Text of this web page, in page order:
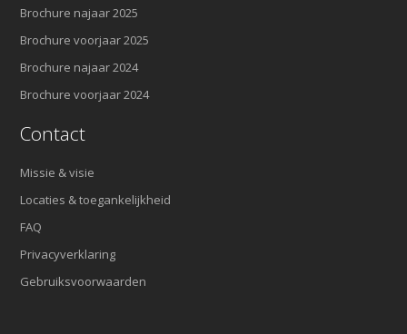
Brochure najaar 2025
Brochure voorjaar 2025
Brochure najaar 2024
Brochure voorjaar 2024
Contact
Missie & visie
Locaties & toegankelijkheid
FAQ
Privacyverklaring
Gebruiksvoorwaarden